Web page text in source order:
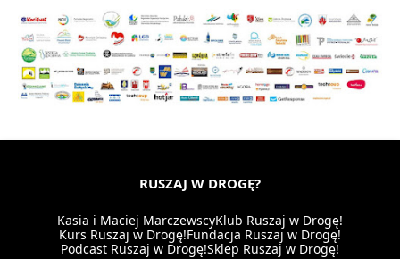
RUSZAJ W DROGĘ?
Kasia i Maciej MarczewscyKlub Ruszaj w Drogę!
Kurs Ruszaj w Drogę!Fundacja Ruszaj w Drogę!
Podcast Ruszaj w Drogę!Sklep Ruszaj w Drogę!